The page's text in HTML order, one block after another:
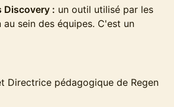
Discovery : un outil utilisé par les
sein des équipes. C'est un
Directrice pédagogique de Regen